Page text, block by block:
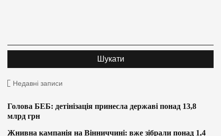
Недавні записи
Голова БЕБ: детінізація принесла державі понад 13,8
млрд грн
Жнивна кампанія на Вінниччині: вже зібрали понад 1,4